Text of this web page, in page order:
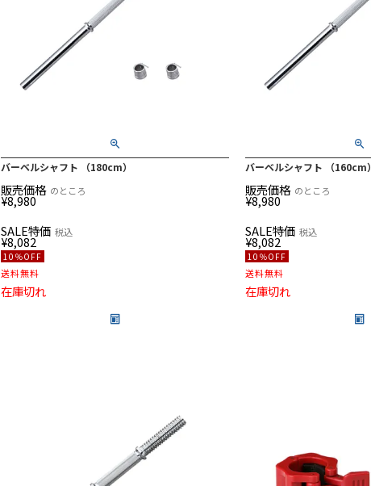
バーベルシャフト （180cm）
販売価格
¥8,980
のところ
SALE特価
¥8,082
税込
10％OFF
送料無料
在庫切れ
バーベルシャフト （160cm）
販売価格
¥8,980
のところ
SALE特価
¥8,082
税込
10％OFF
送料無料
在庫切れ